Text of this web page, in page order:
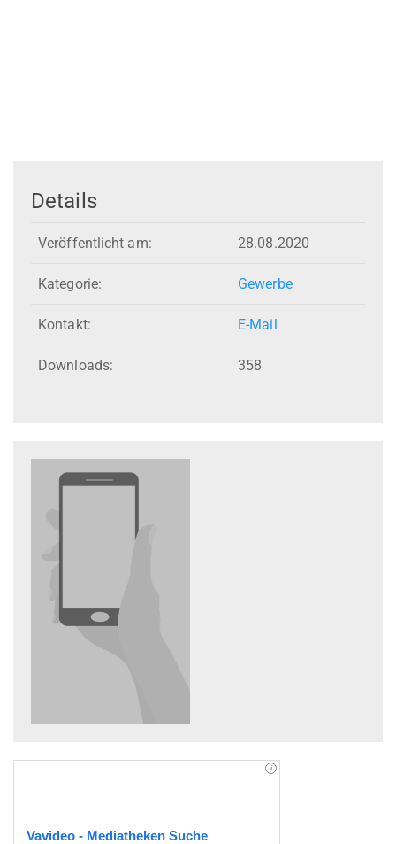
Details
Veröffentlicht am: 28.08.2020
Kategorie: Gewerbe
Kontakt: E-Mail
Downloads: 358